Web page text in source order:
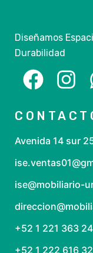
Diseñamos
Durabilidad
Avenida 14 sur
ise@mobiliario-
+52 1 221 363
+52 1 222 616